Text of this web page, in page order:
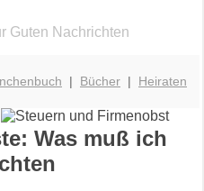
Guten Nachrichten
| Bücher | Heiraten
Was muß ich